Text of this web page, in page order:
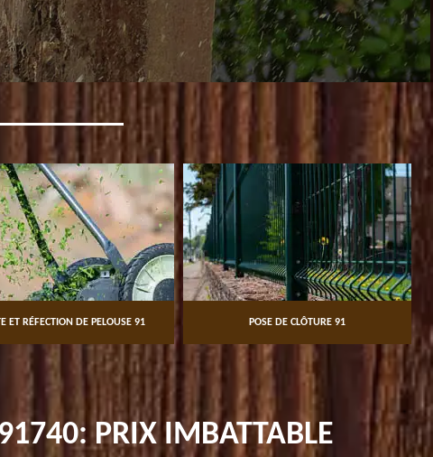
ET RÉFECTION DE PELOUSE 91 POSE DE CLÔTURE 91
PRIX IMBATTABLE